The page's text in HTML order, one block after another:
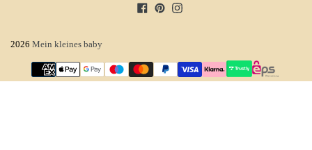
Facebook
PinterestInstagram
2026 Mein kleines baby